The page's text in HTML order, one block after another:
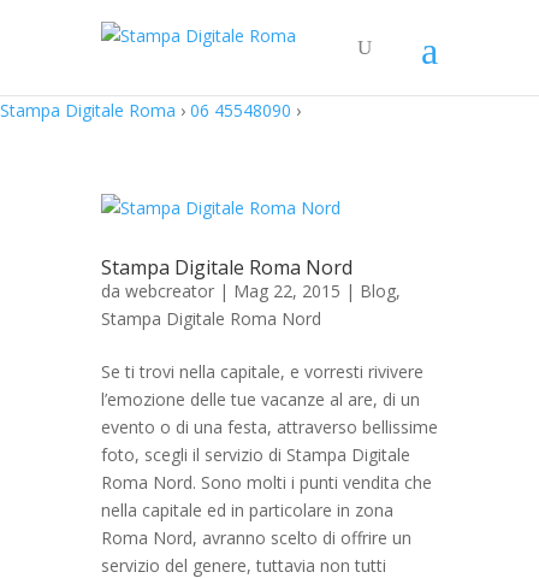
Stampa Digitale Roma › 06 45548090 ›
Stampa Digitale Roma Nord
da webcreator | Mag 22, 2015 | Blog,
Stampa Digitale Roma Nord
Se ti trovi nella capitale, e vorresti rivivere
l’emozione delle tue vacanze al are, di un
evento o di una festa, attraverso bellissime
foto, scegli il servizio di Stampa Digitale
Roma Nord. Sono molti i punti vendita che
nella capitale ed in particolare in zona
Roma Nord, avranno scelto di offrire un
servizio del genere, tuttavia non tutti